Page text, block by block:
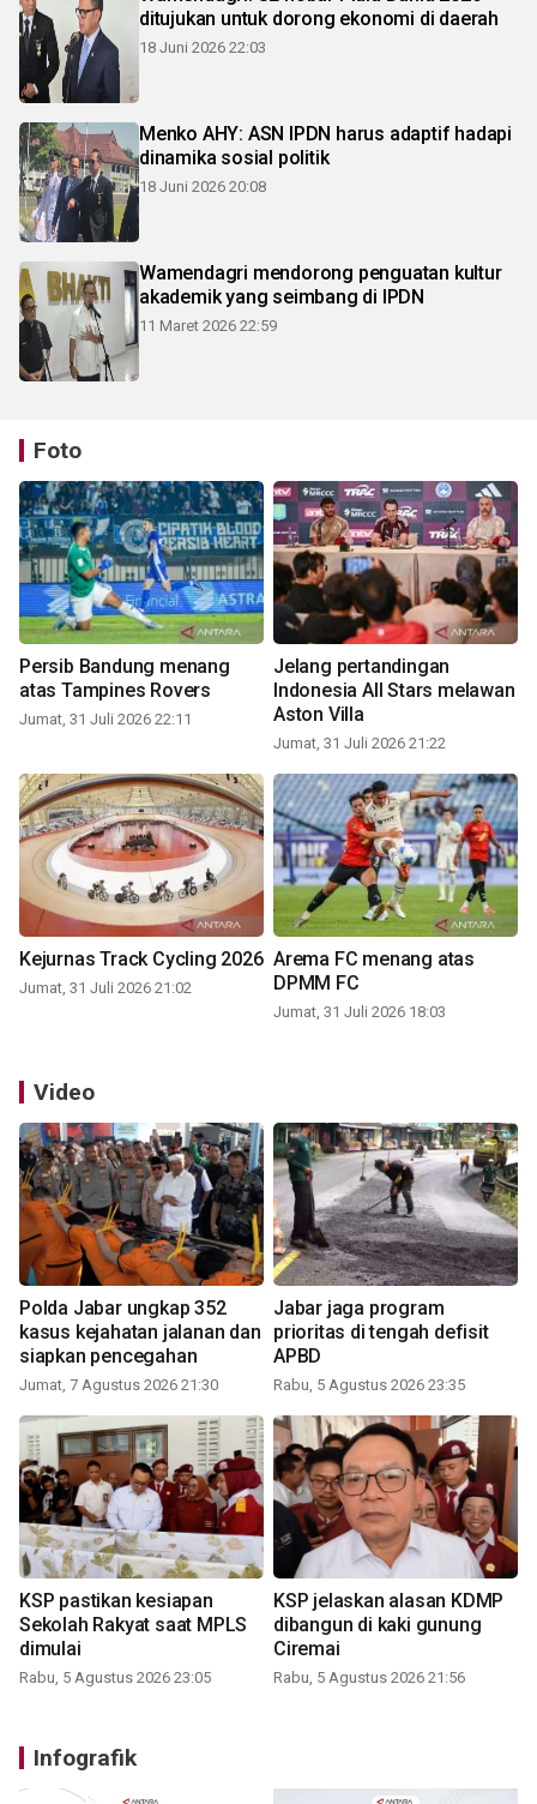
ditujukan untuk dorong ekonomi di daerah
18 Juni 2026 22:03
Menko AHY: ASN IPDN harus adaptif hadapi
dinamika sosial politik
18 Juni 2026 20:08
Wamendagri mendorong penguatan kultur
akademik yang seimbang di IPDN
11 Maret 2026 22:59
Foto
Persib Bandung menang
atas Tampines Rovers
Jumat, 31 Juli 2026 22:11
Jelang pertandingan
Indonesia All Stars melawan
Aston Villa
Jumat, 31 Juli 2026 21:22
Kejurnas Track Cycling 2026
Jumat, 31 Juli 2026 21:02
Arema FC menang atas
DPMM FC
Jumat, 31 Juli 2026 18:03
Video
Polda Jabar ungkap 352
kasus kejahatan jalanan dan
siapkan pencegahan
Jumat, 7 Agustus 2026 21:30
Jabar jaga program
prioritas di tengah defisit
APBD
Rabu, 5 Agustus 2026 23:35
KSP pastikan kesiapan
Sekolah Rakyat saat MPLS
dimulai
Rabu, 5 Agustus 2026 23:05
KSP jelaskan alasan KDMP
dibangun di kaki gunung
Ciremai
Rabu, 5 Agustus 2026 21:56
Infografik